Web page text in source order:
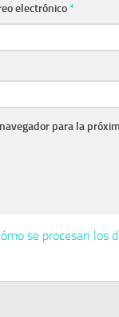
electrónico*
para la
se procesan los